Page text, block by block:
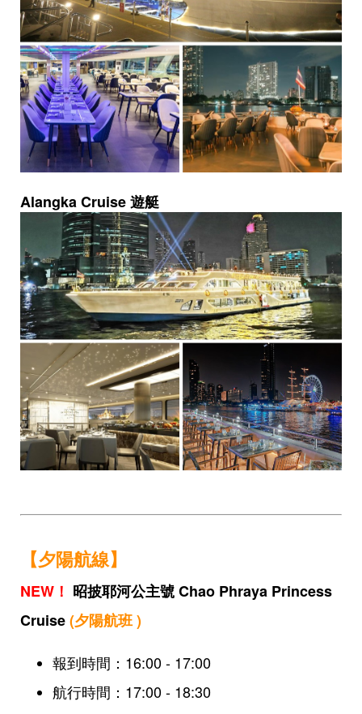
Alangka Cruise 遊艇
【夕陽航線】
NEW！ 昭披耶河公主號 Chao Phraya Princess
Cruise(夕陽航班 )
報到時間：16:00 - 17:00
航行時間：17:00 - 18:30